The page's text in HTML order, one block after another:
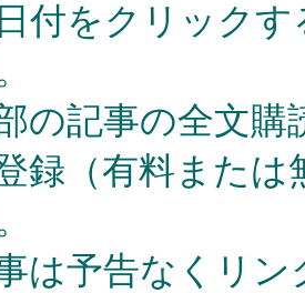
付をクリック
の記事の全文
録（有料また
は予告なくリ